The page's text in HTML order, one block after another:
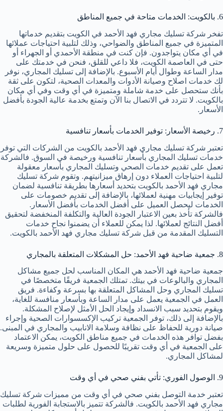
6. بالكويت: الخدمات متاحة في جميع المناطق
تفخر شركة تسليك مجاري فهد الأحمد في الكويت بتقديم خدماتها
المتميزة في جميع المناطق والضواحي، وذلك لتلبية احتياجات عملائها
في أي مكان يتواجدون. فإن كنت في منطقة الأحمدي أو الجهراء أو
حتى في العاصمة الكويت، فلا داعي للقلق، فنحن في خدمتك على
مدار الساعة وطوال أيام الأسبوع. بالإضافة إلى تسليك المجاري، نوفر
لك خدمات اصلاح وصيانة الأدوات والمعدات الصحية، لتكون على ثقة
بأنك ستحصل على خدمة شاملة ومتميزة في أي وقت وفي أي مكان
بالكويت. لا تتردد في الاتصال بنا الآن وتمتع بخدمة عالية الجودة بأفضل
الأسعار.
7. رخيصة الأسعار: توفير الخدمات بأسعار تنافسية
تعتبر شركة تسليك مجاري فهد الأحمد بالكويت من الشركات التي توفر
خدمات تسليك المجاري بأسعار تنافسية ورخيصة في السوق. فالشركة
تعمل على تقديم خدمات الصحي وتسليك المجاري بأسعار معقولة
لتلبية احتياجات العملاء دون إرهاق ميزانيتهم. وتقوم شركة تسليك
مجاري فهد الأحمد بالكويت بتحديد أسعارها بطريقة تنافسية لضمان
توفير إيجابيات مهنية لعملائها، بالإضافة إلى تقديم خصومات على
الخدمات ليحصل العميل على أفضل الخدمات بأفضل الأسعار.
فالشركة تأخذ بعين الاعتبار الجودة العالية والتكلفة المنخفضة لتحقيق
أفضل النتائج لعملائها. لذا يمكن للعملاء أن يضمنوا نجاح خدمات
التسليك المقدمة من قبل شركة تسليك مجاري فهد الأحمد بالكويت.
8. جمعية ضاحية فهد الأحمد: حل المشكلات المتعلقة بالمجاري
جمعية ضاحية فهد الأحمد هي المكان المناسب لحل جميع مشاكل
المجاري والبالوعات في بيتك. تمتلك الجمعية فريقًا متخصصًا في
تسليك المجاري وحل المشاكل المتعلقة بها بسرعة وكفاءة. فريق
العمل في الجمعية يعمل على مدار الساعة وبأسعار منافسة للغاية،
ويقوم بتحديد سبب الانسداد وإيجاد الحل الأمثل لإصلاح المشكلة.
بالإضافة إلى ذلك، توفر الجمعية تركيب الإكسسوارات الصحية وإجراء
صيانة دورية للحفاظ على نظافة وسلامة الانابيب والمجاري في المبنى.
بفضل توافر هذه الخدمات في جميع مناطق الكويت، يمكن الاعتماد
على الجمعية في أي وقت تقريبًا للحصول على حلول متميزة وسريعة
لمشاكل المجاري.
9. الوصول الفوري: تأتي بفني صحي في أي وقت
تعتبر خدمة التوصل بفني صحي في أي وقت من مميزات شركة تسليك
مجاري فهد الأحمد بالكويت. فالشركة تتميز بالاستجابة الفورية لطلبات